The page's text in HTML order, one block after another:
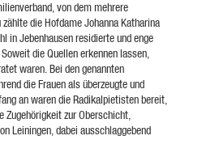
von dem mehrere
die Hofdame Johanna Katharina
in Jebenhausen residierte und enge
die Quellen erkennen lassen,
waren. Bei den genannten
die Frauen als überzeugte und
an waren die Radikalpietisten bereit,
Zugehörigkeit zur Oberschicht,
Leiningen, dabei ausschlaggebend